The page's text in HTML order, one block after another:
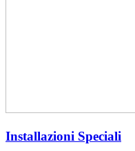
Installazioni Speciali